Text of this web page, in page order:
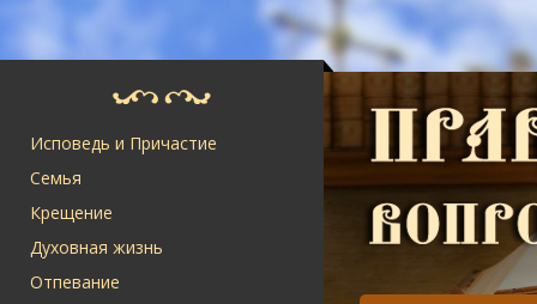
Исповедь и Причастие
Семья
Крещение
Духовная жизнь
Отпевание